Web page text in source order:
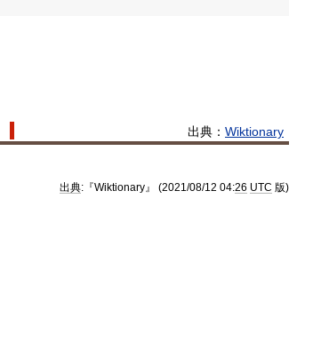
出典： Wiktionary
出典:『Wiktionary』 (2021/08/12 04:26 UTC 版)